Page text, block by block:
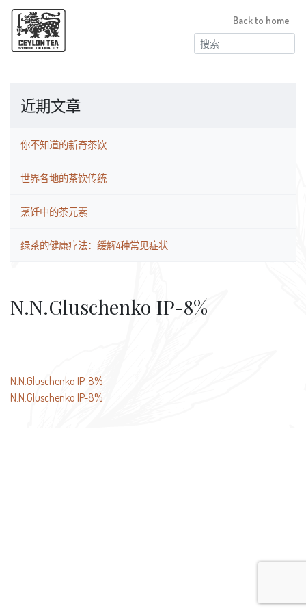
搜
索：
Back to home
近期文章
你不知道的新奇茶饮
世界各地的茶饮传统
烹饪中的茶元素
绿茶的健康疗法：缓解4种常见症状
N.N.Gluschenko IP-8%
文
章
N.N.Gluschenko IP-8%
N.N.Gluschenko IP-8%